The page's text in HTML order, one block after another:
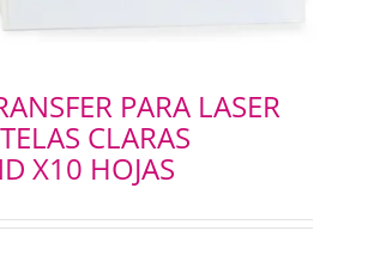
PARA LASER
CLARAS
X10 HOJAS